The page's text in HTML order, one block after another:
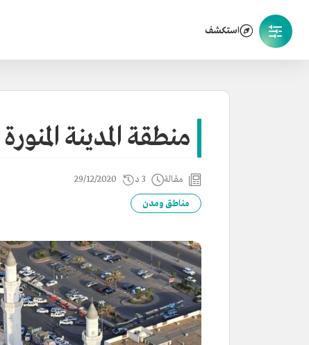
استكشف
منطقة المدينة المنورة
مقالة 3 د 29/12/2020
مناطق ومدن